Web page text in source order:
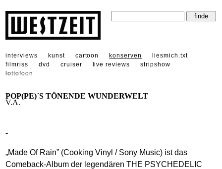
interviews kunst cartoon konserven
liesmich.txt
filmriss
dvd cruiser live reviews
stripshow
lottofoon
POP(PE)´S TÖNENDE WUNDERWELT
V.A.
-
„Made Of Rain” (Cooking Vinyl / Sony Music) ist das
Comeback-Album der legendären THE PSYCHEDELIC